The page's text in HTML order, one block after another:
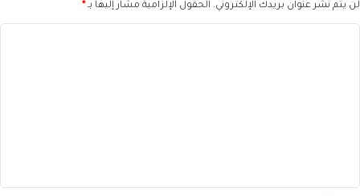
لن يتم نشر عنوان بريدك الإلكتروني. الحقول الإلزامية مشار إليها بـ*